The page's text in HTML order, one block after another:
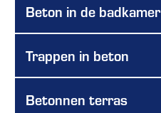
Beton in de badkamer
Trappen in beton
Betonnen terras